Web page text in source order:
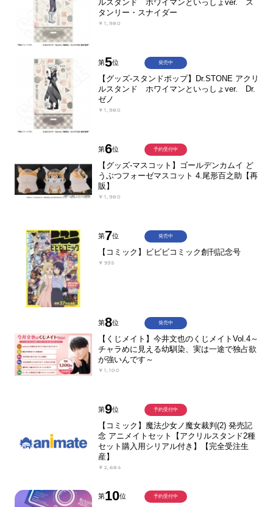
ルスタンド ホワイマンといっしょver. ス
タンリー・スナイダー
￥1,980
第5位
【グッズ-スタンドポップ】Dr.STONE アクリ
ルスタンド ホワイマンといっしょver. Dr.
ゼノ
￥1,980
発売中
第6位
【グッズ-マスコット】ゴールデンカムイ ど
うぶつフォーゼマスコット 4.尾形百之助【再
販】
￥1,980
予約受付中
第7位
【コミック】ビビビコミック創刊記念号
￥935
発売中
第8位
【くじメイト】今井文也のくじメイトVol.4～
チャラめに見える幼馴染、実は一途で独占欲
が強いんです～
￥1,100
発売中
第9位
【コミック】魔法少女ノ魔女裁判(2) 発売記
念 アニメイトセット【アクリルスタンド2種
セット購入用シリアル付き】【完全受注生
産】
￥2,684
予約受付中
第10位 予約受付中